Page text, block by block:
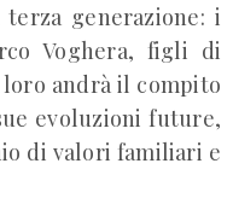
generazione: i
Voghera, figli di
loro andrà il compito
evoluzioni future,
di valori familiari e